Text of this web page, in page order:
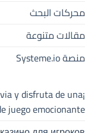
محركات البحث
مقالات متنوعة
منصة Systeme.io
y disfruta de una
juego emocionante!